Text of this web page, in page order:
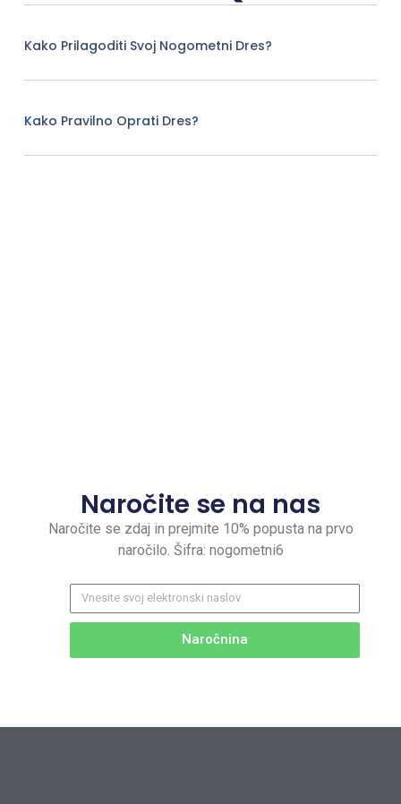
Kako Prilagoditi Svoj Nogometni Dres?
Kako Pravilno Oprati Dres?
Naročite se na nas
Naročite se zdaj in prejmite 10% popusta na prvo
naročilo. Šifra: nogometni6
Naročnina